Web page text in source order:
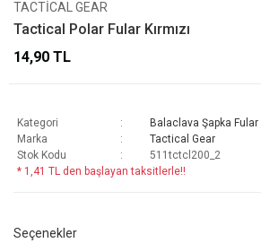
TACTICAL GEAR
Tactical Polar Fular Kırmızı
14,90 TL
Kategori
Balaclava Şapka Fular
Marka
Tactical Gear
Stok Kodu
511tctcl200_2
* 1,41 TL den başlayan taksitlerle!!
Seçenekler